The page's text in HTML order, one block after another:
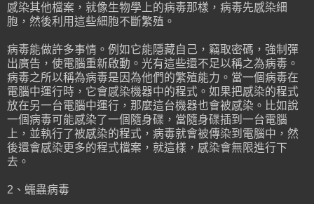
感染其他檔案，就像生物學上的病毒那樣，病毒先感染細
胞，然後利用這些細胞不斷繁殖。
病毒能做許多事情。例如它能隱藏自己，竊取密碼，強制彈
出廣告，使電腦重新啟動。光有這些還不足以稱之為病毒。
病毒之所以稱為病毒是因為他們的繁殖能力。當一個病毒在
電腦中運行時，它會感染機器中的程式。如果把感染的程式
放在另一台電腦中運行，那麼這台機器也會被感染。比如說
一個病毒可能感染了一個隨身碟，當隨身碟插到一台電腦
上，並執行了被感染的程式，病毒就會被傳染到電腦中，然
後還會感染更多的程式檔案，就這樣，感染會無限進行下
去。
2、蠕蟲病毒